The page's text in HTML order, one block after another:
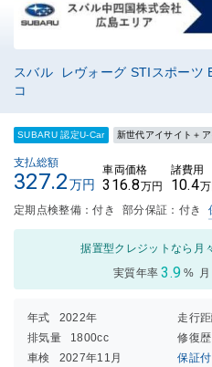
スバル レヴォーグ STIスポーツ
コ
SUBARU 認定U-Car 新世代アイサイト＋
支払総額
327.2万円
車両価格
316.8万円
諸費用
10.4
定期点検整備：付き 部分保証：付き
据置型クレジットなら月
実質年率 3.9 %
年式 2022年 走行
排気量
1800cc 修復歴
車検
2027年11月 保証